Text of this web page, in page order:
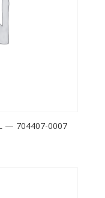
— 704407-0007